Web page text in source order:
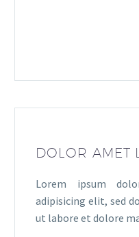
DOLOR AMET
Lorem ipsum
adipisicing elit, sed
ut labore et dolore